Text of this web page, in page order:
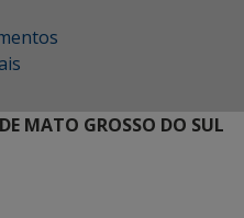
MATO GROSSO DO SUL